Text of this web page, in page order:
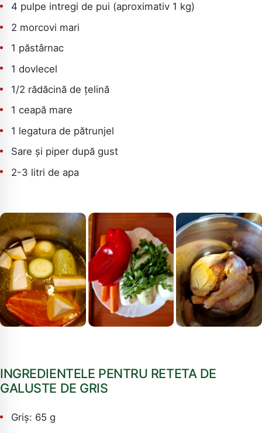
4 pulpe intregi de pui (aproximativ 1 kg)
2 morcovi mari
1 păstârnac
1 dovlecel
1/2 rădăcină de țelină
1 ceapă mare
1 legatura de pătrunjel
Sare și piper după gust
2-3 litri de apa
INGREDIENTELE PENTRU RETETA DE
GALUSTE DE GRIS
Griș: 65 g